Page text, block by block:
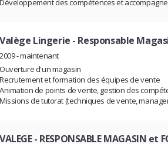
Développement des compétences et
Valège Lingerie - Responsable
2009 - maintenant
Ouverture d'un magasin
Recrutement et formation des équipes de vente
Animation de points de vente, gestion des
Missions de tutorat (techniques de vente,
VALEGE- RESPONSABLE MAGASIN et